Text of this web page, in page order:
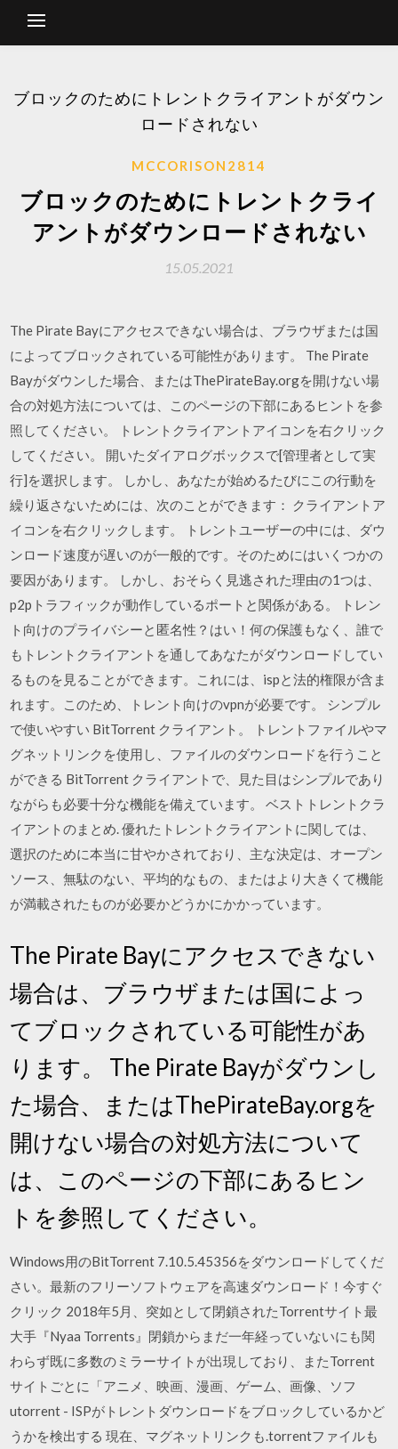
ブロックのためにトレントクライアントがダウン
ロードされない
MCCORISON2814
ブロックのためにトレントクライ
アントがダウンロードされない
15.05.2021
The Pirate Bayにアクセスできない場合は、ブラウザまたは国
によってブロックされている可能性があります。 The Pirate
Bayがダウンした場合、またはThePirateBay.orgを開けない場
合の対処方法については、このページの下部にあるヒントを参
照してください。 トレントクライアントアイコンを右クリック
してください。 開いたダイアログボックスで[管理者として実
行]を選択します。 しかし、あなたが始めるたびにこの行動を
繰り返さないためには、次のことができます： クライアントア
イコンを右クリックします。 トレントユーザーの中には、ダウ
ンロード速度が遅いのが一般的です。そのためにはいくつかの
要因があります。 しかし、おそらく見逃された理由の1つは、
p2pトラフィックが動作しているポートと関係がある。 トレン
ト向けのプライバシーと匿名性？はい！何の保護もなく、誰で
もトレントクライアントを通してあなたがダウンロードしてい
るものを見ることができます。これには、ispと法的権限が含ま
れます。このため、トレント向けのvpnが必要です。 シンプル
で使いやすい BitTorrent クライアント。 トレントファイルやマ
グネットリンクを使用し、ファイルのダウンロードを行うこと
ができる BitTorrent クライアントで、見た目はシンプルであり
ながらも必要十分な機能を備えています。 ベストトレントクラ
イアントのまとめ. 優れたトレントクライアントに関しては、
選択のために本当に甘やかされており、主な決定は、オープン
ソース、無駄のない、平均的なもの、またはより大きくて機能
が満載されたものが必要かどうかにかかっています。
The Pirate Bayにアクセスできない
場合は、ブラウザまたは国によっ
てブロックされている可能性があ
ります。 The Pirate Bayがダウンし
た場合、またはThePirateBay.orgを
開けない場合の対処方法について
は、このページの下部にあるヒン
トを参照してください。
Windows用のBitTorrent 7.10.5.45356をダウンロードしてくだ
さい。最新のフリーソフトウェアを高速ダウンロード！今すぐ
クリック 2018年5月、突如として閉鎖されたTorrentサイト最
大手『Nyaa Torrents』閉鎖からまだ一年経っていないにも関
わらず既に多数のミラーサイトが出現しており、またTorrent
サイトごとに「アニメ、映画、漫画、ゲーム、画像、ソフ
utorrent - ISPがトレントダウンロードをブロックしているかど
うかを検出する 現在、マグネットリンクも.torrentファイルも